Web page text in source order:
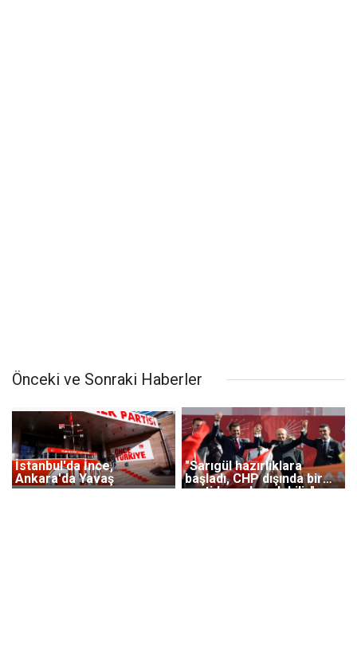
Önceki ve Sonraki Haberler
İstanbul'da İnce,
Ankara'da Yavaş
"Sarıgül hazırlıklara
başladı, CHP dışında bir
partiden aday olabilir"